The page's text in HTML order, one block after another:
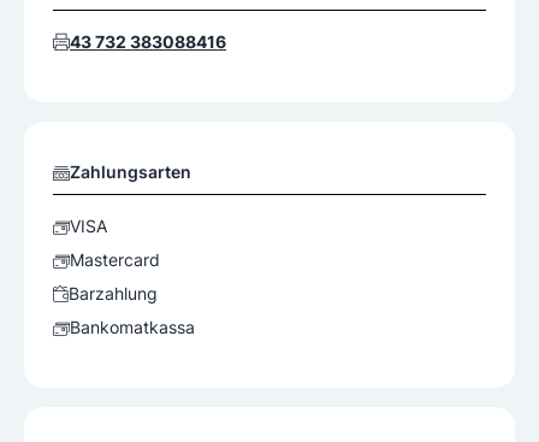
43 732 383088416
Zahlungsarten
VISA
Mastercard
Barzahlung
Bankomatkassa